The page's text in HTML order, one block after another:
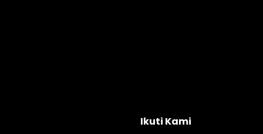
Ikuti Kami